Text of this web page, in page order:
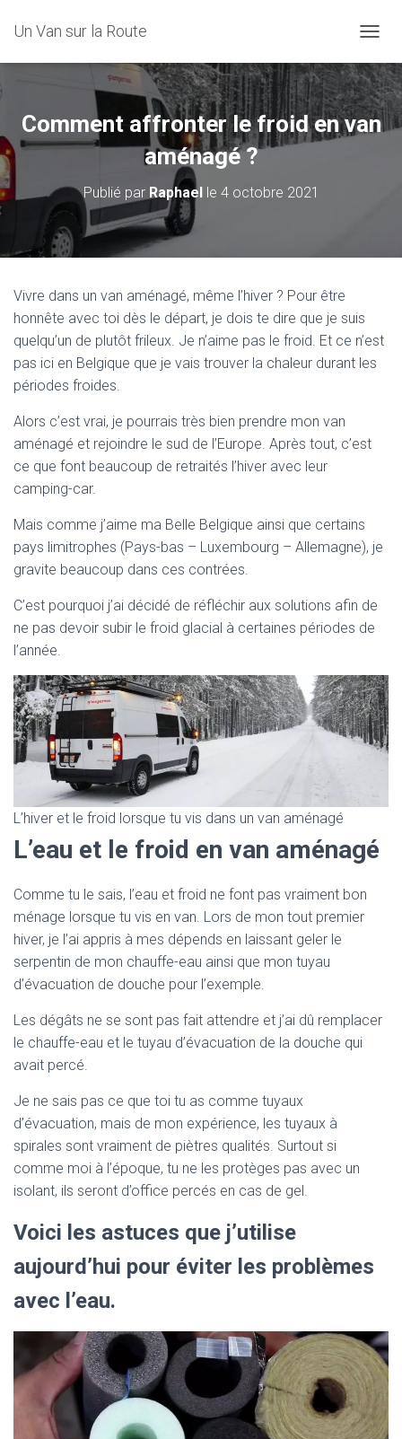
Un Van sur la Route
É
P
L
I
E
O
Comment affronter le froid en van
aménagé ?
Publié par Raphaelle 4 octobre 2021
Vivre dans un van aménagé, même l’hiver ? Pour être
honnête avec toi dès le départ, je dois te dire que je suis
quelqu’un de plutôt frileux. Je n’aime pas le froid. Et ce n’est
pas ici en Belgique que je vais trouver la chaleur durant les
périodes froides.
Alors c’est vrai, je pourrais très bien prendre mon van
aménagé et rejoindre le sud de l’Europe. Après tout, c’est
ce que font beaucoup de retraités l’hiver avec leur
camping-car.
Mais comme j’aime ma Belle Belgique ainsi que certains
pays limitrophes (Pays-bas – Luxembourg – Allemagne), je
gravite beaucoup dans ces contrées.
C’est pourquoi j’ai décidé de réfléchir aux solutions afin de
ne pas devoir subir le froid glacial à certaines périodes de
l’année.
L’hiver et le froid lorsque tu vis dans un van aménagé
L’eau et le froid en van aménagé
Comme tu le sais, l’eau et froid ne font pas vraiment bon
ménage lorsque tu vis en van. Lors de mon tout premier
hiver, je l’ai appris à mes dépends en laissant geler le
serpentin de mon chauffe-eau ainsi que mon tuyau
d’évacuation de douche pour l’exemple.
Les dégâts ne se sont pas fait attendre et j’ai dû remplacer
le chauffe-eau et le tuyau d’évacuation de la douche qui
avait percé.
Je ne sais pas ce que toi tu as comme tuyaux
d’évacuation, mais de mon expérience, les tuyaux à
spirales sont vraiment de piètres qualités. Surtout si
comme moi à l’époque, tu ne les protèges pas avec un
isolant, ils seront d’office percés en cas de gel.
Voici les astuces que j’utilise
aujourd’hui pour éviter les problèmes
avec l’eau.